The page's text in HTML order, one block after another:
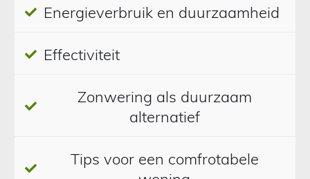
Energieverbruik en duurzaamheid
Effectiviteit
Zonwering als duurzaam
alternatief
Tips voor een comfrotabele